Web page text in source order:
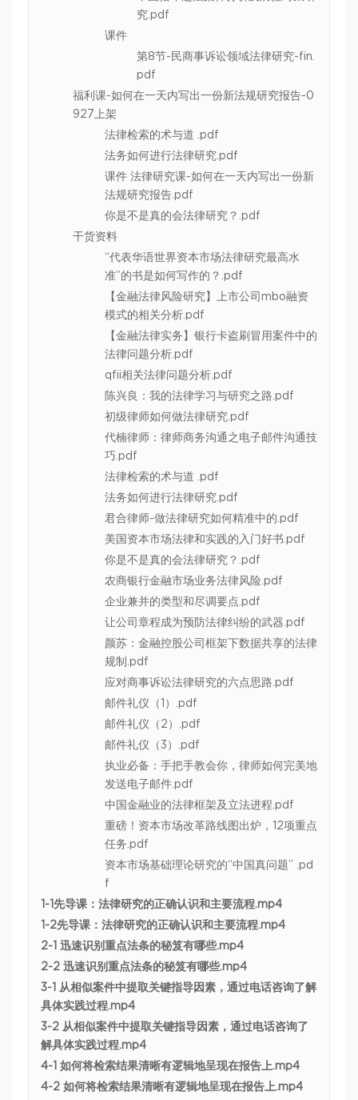
究.pdf
课件
第8节-民商事诉讼领域法律研究-fin.
pdf
福利课-如何在一天内写出一份新法规研究报告-0
927上架
法律检索的术与道 .pdf
法务如何进行法律研究.pdf
课件 法律研究课-如何在一天内写出一份新
法规研究报告.pdf
你是不是真的会法律研究？.pdf
干货资料
“代表华语世界资本市场法律研究最高水
准”的书是如何写作的？.pdf
【金融法律风险研究】上市公司mbo融资
模式的相关分析.pdf
【金融法律实务】银行卡盗刷冒用案件中的
法律问题分析.pdf
qfii相关法律问题分析.pdf
陈兴良：我的法律学习与研究之路.pdf
初级律师如何做法律研究.pdf
代楠律师：律师商务沟通之电子邮件沟通技
巧.pdf
法律检索的术与道 .pdf
法务如何进行法律研究.pdf
君合律师-做法律研究如何精准中的.pdf
美国资本市场法律和实践的入门好书.pdf
你是不是真的会法律研究？.pdf
农商银行金融市场业务法律风险.pdf
企业兼并的类型和尽调要点.pdf
让公司章程成为预防法律纠纷的武器.pdf
颜苏：金融控股公司框架下数据共享的法律
规制.pdf
应对商事诉讼法律研究的六点思路.pdf
邮件礼仪（1）.pdf
邮件礼仪（2）.pdf
邮件礼仪（3）.pdf
执业必备：手把手教会你，律师如何完美地
发送电子邮件.pdf
中国金融业的法律框架及立法进程.pdf
重磅！资本市场改革路线图出炉，12项重点
任务.pdf
资本市场基础理论研究的“中国真问题” .pd
f
1-1先导课：法律研究的正确认识和主要流程.mp4
1-2先导课：法律研究的正确认识和主要流程.mp4
2-1 迅速识别重点法条的秘笈有哪些.mp4
2-2 迅速识别重点法条的秘笈有哪些.mp4
3-1 从相似案件中提取关键指导因素，通过电话咨询了解
具体实践过程.mp4
3-2 从相似案件中提取关键指导因素，通过电话咨询了
解具体实践过程.mp4
4-1 如何将检索结果清晰有逻辑地呈现在报告上.mp4
4-2 如何将检索结果清晰有逻辑地呈现在报告上.mp4